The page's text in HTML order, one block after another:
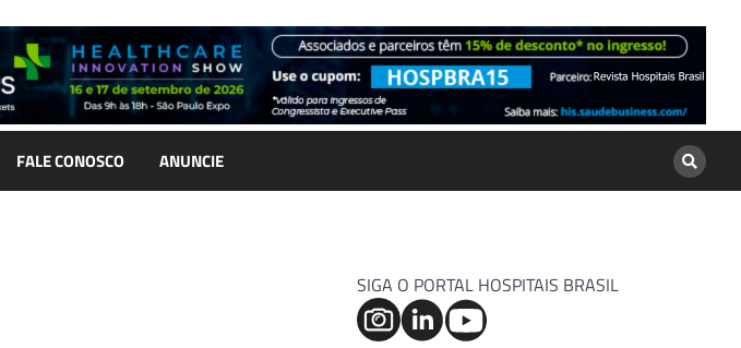
FALE CONOSCO ANUNCIE
SIGA O PORTAL HOSPITAIS BRASIL